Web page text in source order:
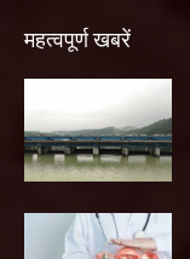
महत्वपूर्ण खबरें